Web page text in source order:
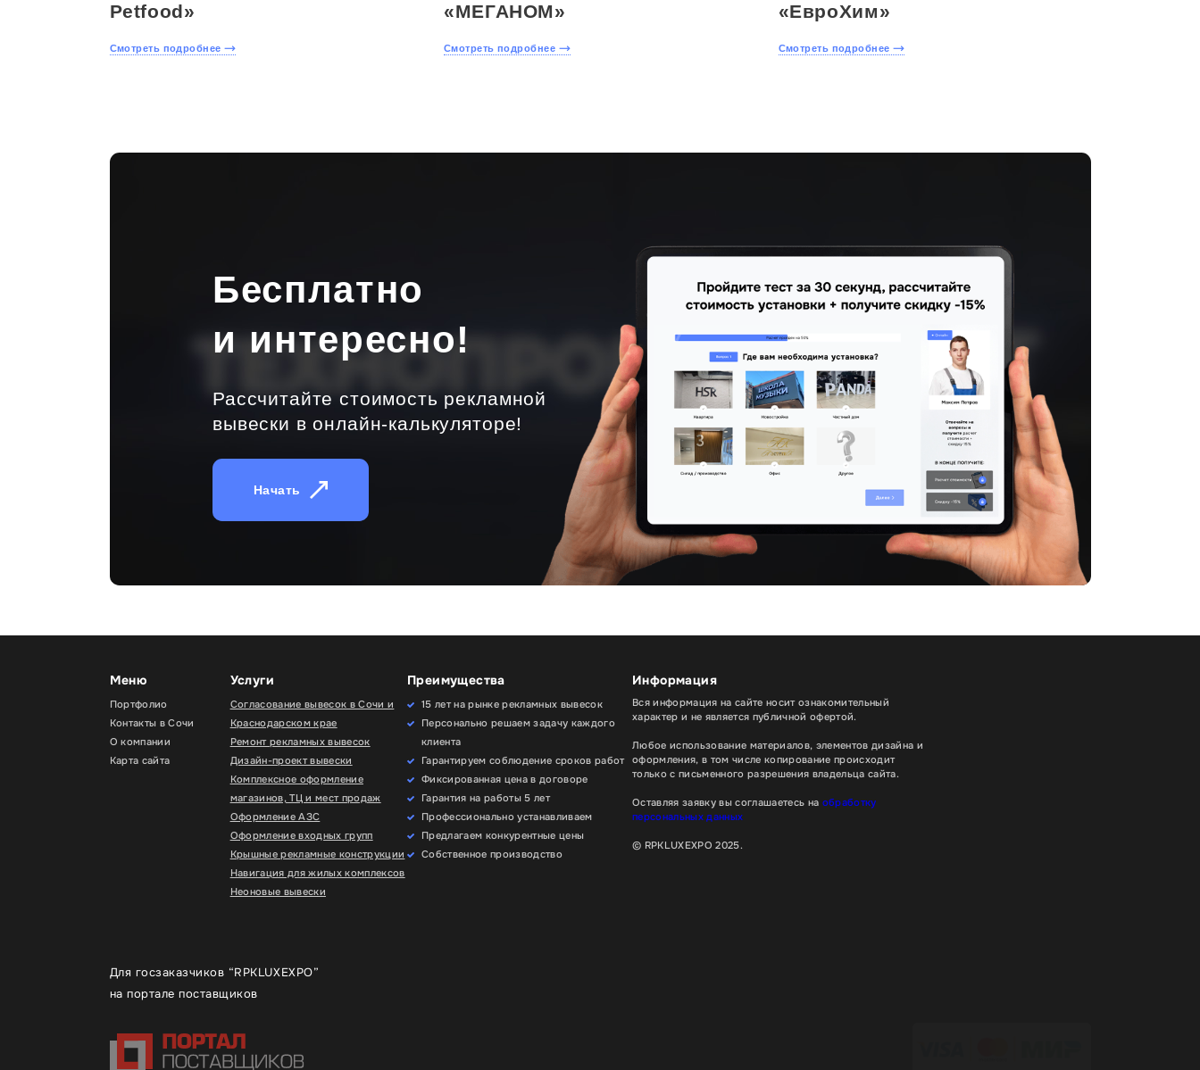
Petfood»
Смотреть подробнее
«МЕГАНОМ»
Смотреть подробнее
«ЕвроХим»
Смотреть подробнее
Бесплатно
и интересно!
Рассчитайте стоимость рекламной
вывески в онлайн-калькуляторе!
Начать
Меню
Портфолио
Контакты в Сочи
О компании
Карта сайта
Услуги
Согласование вывесок в Сочи и
Краснодарском крае
Ремонт рекламных вывесок
Дизайн-проект вывески
Комплексное оформление
магазинов, ТЦ и мест продаж
Оформление АЗС
Оформление входных групп
Крышные рекламные конструкции
Навигация для жилых комплексов
Неоновые вывески
Преимущества
15 лет на рынке рекламных вывесок
Персонально решаем задачу каждого
клиента
Гарантируем соблюдение сроков работ
Фиксированная цена в договоре
Гарантия на работы 5 лет
Профессионально устанавливаем
Предлагаем конкурентные цены
Собственное производство
Информация
Вся информация на сайте носит ознакомительный
характер и не является публичной офертой.
Любое использование материалов, элементов дизайна и
оформления, в том числе копирование происходит
только с письменного разрешения владельца сайта.
Оставляя заявку вы соглашаетесь на обработку
персональных данных
© RPKLUXEXPO 2025.
Для госзаказчиков “RPKLUXEXPO”
на портале поставщиков